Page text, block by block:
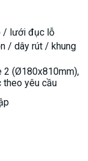
/ lưới đục lỗ
/ dây rút / khung
2 (Ø180x810mm),
yêu cầu